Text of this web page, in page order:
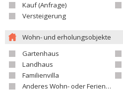
Kauf (Anfrage)
Versteigerung
Wohn- und erholungsobjekte
Gartenhaus
Landhaus
Familienvilla
Anderes Wohn- oder Ferienobjekt